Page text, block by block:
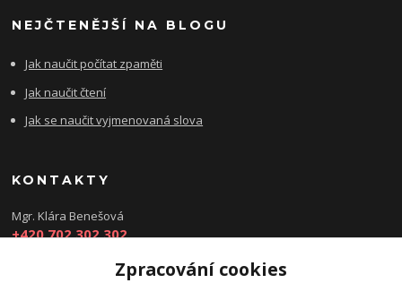
NEJČTENĚJŠÍ NA BLOGU
Jak naučit počítat zpaměti
Jak naučit čtení
Jak se naučit vyjmenovaná slova
KONTAKTY
Mgr. Klára Benešová
+420 702 302 302
kbenesovaporadna@seznam.cz
Zpracování cookies